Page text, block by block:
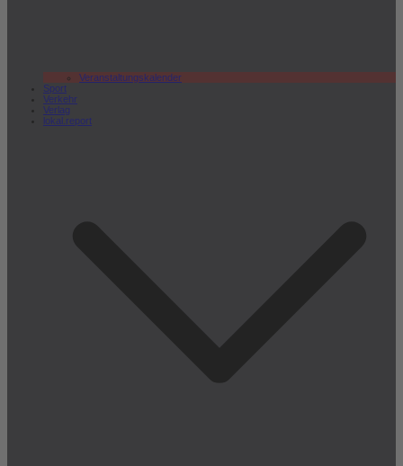
Veranstaltungskalender
Sport
Verkehr
Verlag
lokal.report